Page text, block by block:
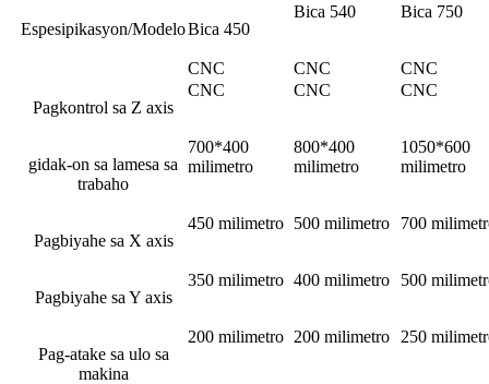
Espesipikasyon/ModeloBica 450
Bica 540 Bica 750
CNC CNC CNC
Pagkontrol sa Z axis
CNC CNC CNC
gidak-on sa lamesa sa
trabaho
700*400
milimetro
800*400
milimetro
1050*600
milimetro
Pagbiyahe sa X axis
450 milimetro 500 milimetro 700
Pagbiyahe sa Y axis
350 milimetro 400 milimetro 500
Pag-atake sa ulo sa
makina
200 milimetro 200 milimetro 250